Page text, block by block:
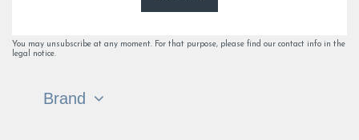
You may unsubscribe at any moment. For that purpose, please find our contact info in the
legal notice.
Brand